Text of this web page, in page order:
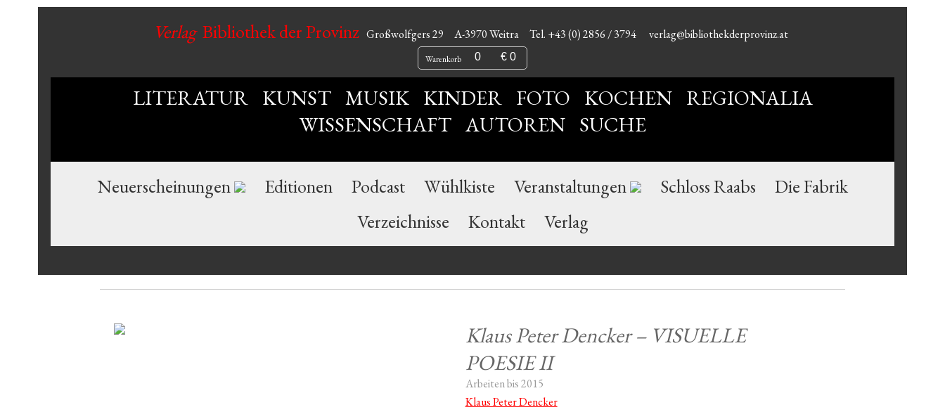
VerlagBibliothek der Provinz Großwolfgers 29 A-3970 Weitra Tel. +43 (0) 2856 / 3794 verlag@bibliothekderprovinz.at
Warenkorb 0 € 0
LITERATUR KUNST MUSIK KINDER FOTO KOCHEN REGIONALIA
WISSENSCHAFT AUTOREN SUCHE
Neuerscheinungen Editionen Podcast Wühlkiste Veranstaltungen Schloss Raabs
Die Fabrik
Verzeichnisse
Kontakt Verlag
Klaus Peter Dencker – VISUELLE
POESIE II
Arbeiten bis 2015
Klaus Peter Dencker